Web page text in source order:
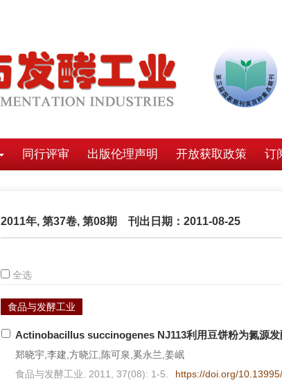
同行评审 出版伦理声明 开放获取政策 订
2011年, 第37卷, 第08期 刊出日期：2011-08-25
全选
食品与发酵工业
Actinobacillus succinogenes NJ113利用豆饼粉为氮源发
郑晓宇,李建,方晓江,陈可泉,奚永兰,姜岷
食品与发酵工业. 2011, 37(08): 1-5.
https://doi.org/